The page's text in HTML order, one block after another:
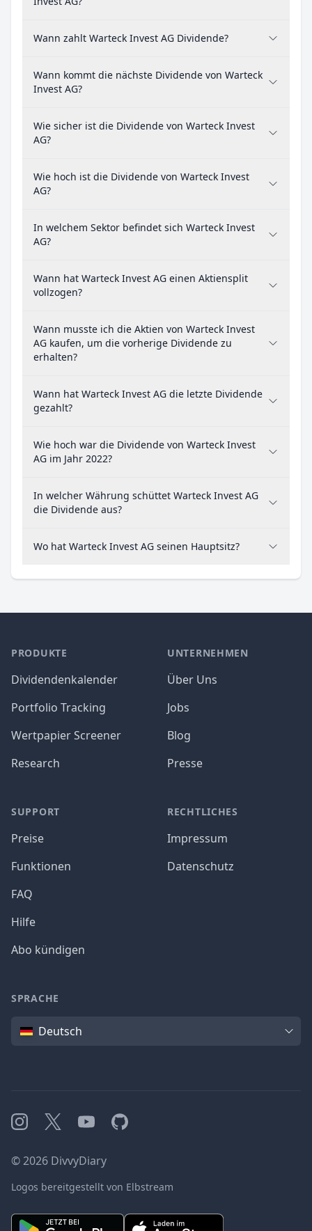
Wann zahlt Warteck Invest AG Dividende?
Wann kommt die nächste Dividende von Warteck
Invest AG?
Wie sicher ist die Dividende von Warteck Invest
AG?
Wie hoch ist die Dividende von Warteck Invest
AG?
In welchem Sektor befindet sich Warteck Invest
AG?
Wann hat Warteck Invest AG einen Aktiensplit
vollzogen?
Wann musste ich die Aktien von Warteck Invest
AG kaufen, um die vorherige Dividende zu
erhalten?
Wann hat Warteck Invest AG die letzte Dividende
gezahlt?
Wie hoch war die Dividende von Warteck Invest
AG im Jahr 2022?
In welcher Währung schüttet Warteck Invest AG
die Dividende aus?
Wo hat Warteck Invest AG seinen Hauptsitz?
PRODUKTE
Dividendenkalender
Portfolio Tracking
Wertpapier Screener
Research
SUPPORT
Preise
Funktionen
FAQ
Hilfe
Abo kündigen
UNTERNEHMEN
Über Uns
Jobs
Blog
Presse
RECHTLICHES
Impressum
Datenschutz
SPRACHE
SpracheDeutsch
Instagram
X YouTubeGitHub
©2026 DivvyDiary
Logos bereitgestellt von Elbstream